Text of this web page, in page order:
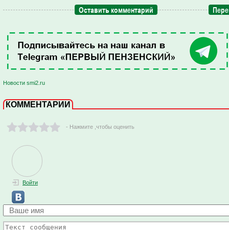
Оставить комментарий
Новости smi2.ru
КОММЕНТАРИИ
- Нажмите ,чтобы оценить
Войти